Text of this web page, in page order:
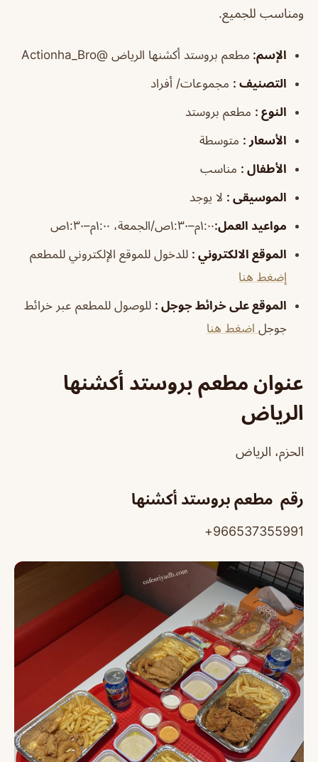
ومناسب للجميع.
الإسم: مطعم بروستد أكشنها الرياض @Actionha_Bro
التصنيف : مجموعات/ أفراد
النوع : مطعم بروستد
الأسعار : متوسطة
الأطفال : مناسب
الموسيقى : لا يوجد
مواعيد العمل:١:٠٠م–١:٣٠ص/الجمعة، ١:٠٠م–١:٣٠ص
الموقع الالكتروني : للدخول للموقع الإلكتروني للمطعم
إضغط هنا
الموقع على خرائط جوجل : للوصول للمطعم عبر خرائط
جوجل اضغط هنا
عنوان مطعم بروستد أكشنها
الرياض
الحزم، الرياض
رقم مطعم بروستد أكشنها
966537355991+